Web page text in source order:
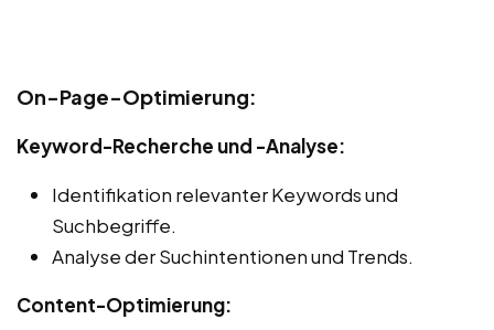
On-Page-Optimierung:
Keyword-Recherche und -Analyse:
Identifikation relevanter Keywords und
Suchbegriffe.
Analyse der Suchintentionen und Trends.
Content-Optimierung: